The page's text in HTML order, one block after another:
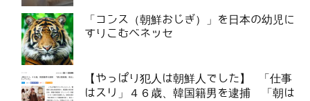
「コンス（朝鮮おじぎ）」を日本の幼児に
すりこむベネッセ
【やっぱり犯人は朝鮮人でした】 「仕事
はスリ」４６歳、韓国籍男を逮捕 「朝は